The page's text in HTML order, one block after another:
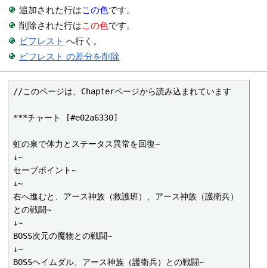
追加された行はこの色です。
削除された行はこの色です。
ビフレスト へ行く。
ビフレスト の差分を削除
//このページは、Chapterページから読み込まれています
***チャート [#e02a6330]
虹の泉で体力とステータス異常を回復~
↓~
セーブポイント~
↓~
右へ進むと、アース神族（救護班）、アース神族（護衛兵）
との戦闘~
↓~
BOSS次元の魔物との戦闘~
↓~
BOSSヘイムダル、アース神族（護衛兵）との戦闘~